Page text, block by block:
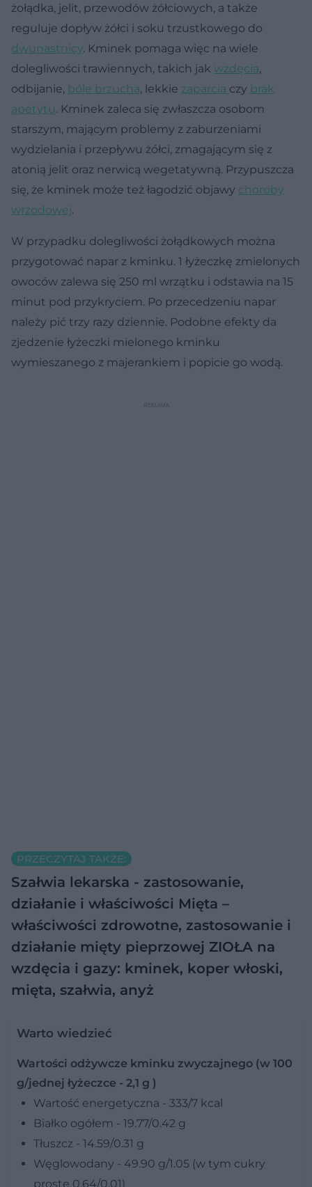
żołądka, jelit, przewodów żółciowych, a także
reguluje dopływ żółci i soku trzustkowego do
dwunastnicy. Kminek pomaga więc na wiele
dolegliwości trawiennych, takich jak wzdęcia,
odbijanie, bóle brzucha, lekkie zaparcia czy brak
apetytu. Kminek zaleca się zwłaszcza osobom
starszym, mającym problemy z zaburzeniami
wydzielania i przepływu żółci, zmagającym się z
atonią jelit oraz nerwicą wegetatywną. Przypuszcza
się, że kminek może też łagodzić objawy choroby
wrzodowej.
W przypadku dolegliwości żołądkowych można
przygotować napar z kminku. 1 łyżeczkę zmielonych
owoców zalewa się 250 ml wrzątku i odstawia na 15
minut pod przykryciem. Po przecedzeniu napar
należy pić trzy razy dziennie. Podobne efekty da
zjedzenie łyżeczki mielonego kminku
wymieszanego z majerankiem i popicie go wodą.
PRZECZYTAJ TAKŻE:
Szałwia lekarska - zastosowanie,
działanie i właściwości Mięta –
właściwości zdrowotne, zastosowanie i
działanie mięty pieprzowej ZIOŁA na
wzdęcia i gazy: kminek, koper włoski,
mięta, szałwia, anyż
Warto wiedzieć
Wartości odżywcze kminku zwyczajnego (w 100
g/jednej łyżeczce - 2,1 g )
Wartość energetyczna - 333/7 kcal
Białko ogółem - 19.77/0.42 g
Tłuszcz - 14.59/0.31 g
Węglowodany - 49.90 g/1.05 (w tym cukry
proste 0.64/0.01)